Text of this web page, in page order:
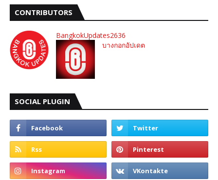
CONTRIBUTORS
BangkokUpdates2636
บางกอกอัปเดต
SOCIAL PLUGIN